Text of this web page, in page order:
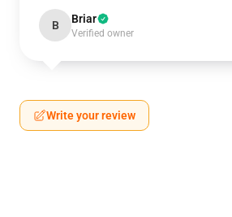
B Briar
Verified owner
Write your review